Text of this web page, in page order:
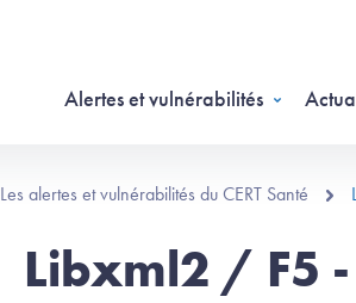
Alertes et vulnérabilités
Les alertes et vulnérabilités du CERT Santé
Libxml2 / F5